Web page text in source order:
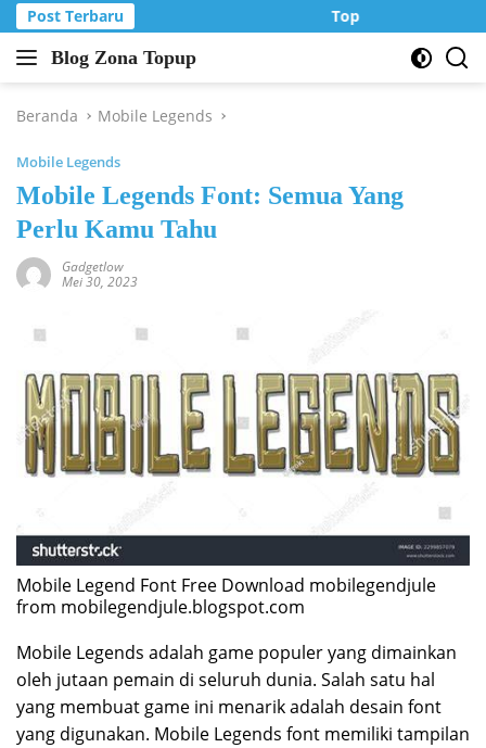
Langsung
ke
konten
Post Terbaru Top Up Murah di
Blog Zona Topup
Tips
Trik
game
online
Beranda Mobile Legends
Mobile Legends
Mobile Legends Font: Semua Yang
Perlu Kamu Tahu
Gadgetlow
Mei 30, 2023
Mobile Legend Font Free Download mobilegendjule
from mobilegendjule.blogspot.com
Mobile Legends adalah game populer yang dimainkan
oleh jutaan pemain di seluruh dunia. Salah satu hal
yang membuat game ini menarik adalah desain font
yang digunakan. Mobile Legends font memiliki tampilan